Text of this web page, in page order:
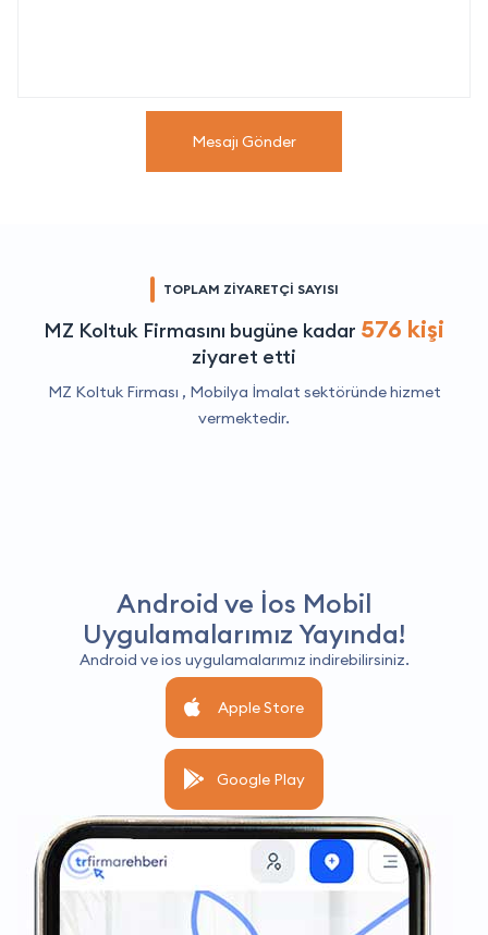
Mesajı Gönder
TOPLAM ZİYARETÇİ SAYISI
MZ Koltuk Firmasını bugüne kadar 576 kişi
ziyaret etti
MZ Koltuk Firması , Mobilya İmalat sektöründe hizmet
vermektedir.
Android ve İos Mobil
Uygulamalarımız Yayında!
Android ve ios uygulamalarımız indirebilirsiniz.
Apple Store
Google Play